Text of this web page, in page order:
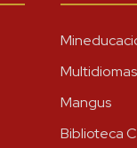
Multidiomas
Mangus
Biblioteca